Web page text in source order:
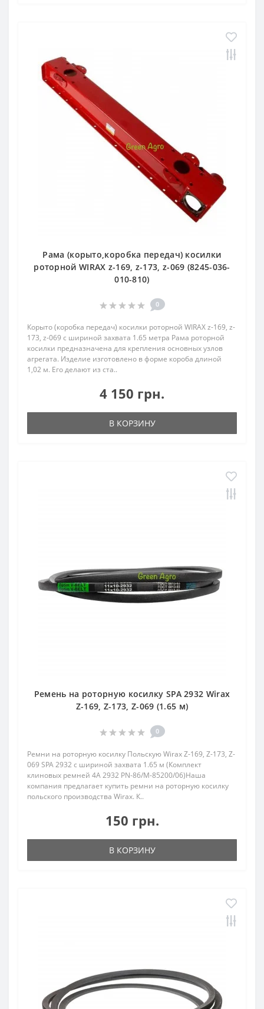
Рама (корыто,коробка передач) косилки
роторной WIRAX z-169, z-173, z-069 (8245-036-
010-810)
0
Корыто (коробка передач) косилки роторной WIRAX z-169, z-
173, z-069 с шириной захвата 1.65 метра Рама роторной
косилки предназначена для крепления основных узлов
агрегата. Изделие изготовлено в форме короба длиной
1,02 м. Его делают из ста..
4 150 грн.
В КОРЗИНУ
Ремень на роторную косилку SPA 2932 Wirax
Z-169, Z-173, Z-069 (1.65 м)
0
Ремни на роторную косилку Польскую Wirax Z-169, Z-173, Z-
069 SPA 2932 с шириной захвата 1.65 м (Комплект
клиновых ремней 4A 2932 PN-86/M-85200/06)Наша
компания предлагает купить ремни на роторную косилку
польского производства Wirax. К..
150 грн.
В КОРЗИНУ